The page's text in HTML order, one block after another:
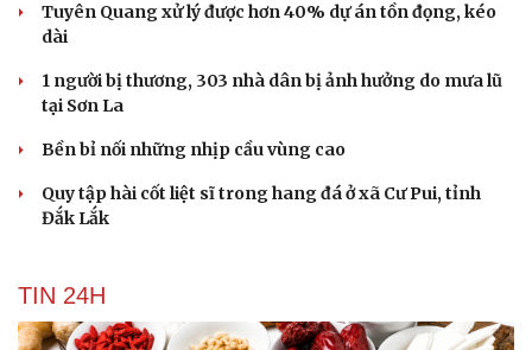
Văn hóa
Văn học
Âm nhạc
Giải trí
Thời trang
Tuyên Quang xử lý được hơn 40% dự án tồn đọng, kéo
dài
1 người bị thương, 303 nhà dân bị ảnh hưởng do mưa lũ
tại Sơn La
Bền bỉ nối những nhịp cầu vùng cao
Quy tập hài cốt liệt sĩ trong hang đá ở xã Cư Pui, tỉnh
Đắk Lắk
TIN 24H